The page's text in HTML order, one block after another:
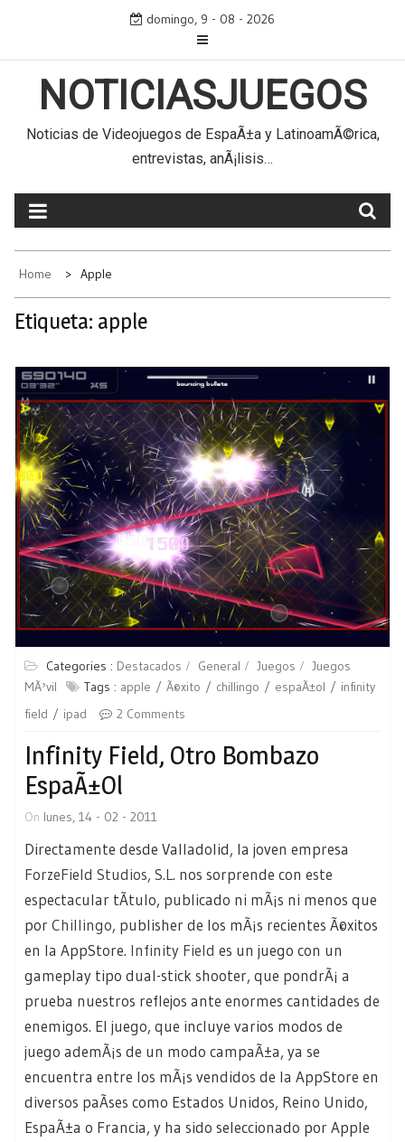
domingo, 9 - 08 - 2026
NOTICIASJUEGOS
Noticias de Videojuegos de EspaÃ±a y LatinoamÃ©rica,
entrevistas, anÃ¡lisis…
Home Apple
Etiqueta: apple
Categories : Destacados General Juegos
Juegos
MÃ³vil
Tags : apple Ã©xito chillingo espaÃ±ol
infinity
field
ipad 2 Comments
Infinity Field, Otro Bombazo
EspaÃ±ol
On lunes, 14 - 02 - 2011
Directamente desde Valladolid, la joven empresa
ForzeField Studios, S.L. nos sorprende con este
espectacular tÃ­tulo, publicado ni mÃ¡s ni menos que
por Chillingo, publisher de los mÃ¡s recientes Ã©xitos
en la AppStore. Infinity Field es un juego con un
gameplay tipo dual-stick shooter, que pondrÃ¡ a
prueba nuestros reflejos ante enormes cantidades de
enemigos. El juego, que incluye varios modos de
juego ademÃ¡s de un modo campaÃ±a, ya se
encuentra entre los mÃ¡s vendidos de la AppStore en
diversos paÃ­ses como Estados Unidos, Reino Unido,
EspaÃ±a o Francia, y ha sido seleccionado por Apple